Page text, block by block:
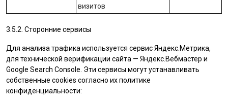
визитов
3.5.2. Сторонние сервисы
Для анализа трафика используется сервис Яндекс.Метрика,
для технической верификации сайта — Яндекс.Вебмастер и
Google Search Console. Эти сервисы могут устанавливать
собственные cookies согласно их политике
конфиденциальности: